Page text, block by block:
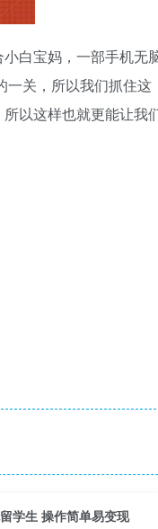
白宝妈，一部手机无
一关，所以我们抓住这
以这样也就更能让我
学生 操作简单易变现